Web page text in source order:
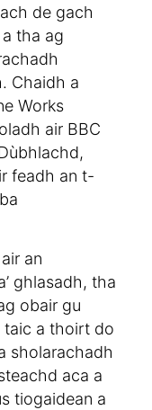
de gach
tha ag
Chaidh a
Works
air BBC
feadh an t-
an
ghlasadh, tha
obair gu
a thoirt do
sholarachadh
aca a
tiogaidean a